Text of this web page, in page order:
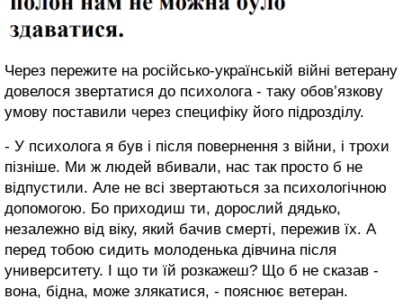
Через пережите на російсько-українській війні ветерану
довелося звертатися до психолога - таку обов’язкову
умову поставили через специфіку його підрозділу.
- У психолога я був і після повернення з війни, і трохи
пізніше. Ми ж людей вбивали, нас так просто б не
відпустили. Але не всі звертаються за психологічною
допомогою. Бо приходиш ти, дорослий дядько,
незалежно від віку, який бачив смерті, пережив їх. А
перед тобою сидить молоденька дівчина після
университету. І що ти їй розкажеш? Що б не сказав -
вона, бідна, може злякатися, - пояснює ветеран.